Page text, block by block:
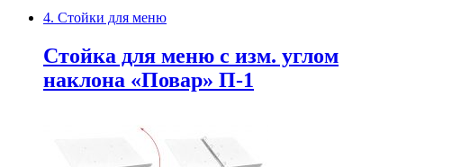
4. Стойки для меню
Cтойка для меню с изм. углом
наклона «Повар» П-1